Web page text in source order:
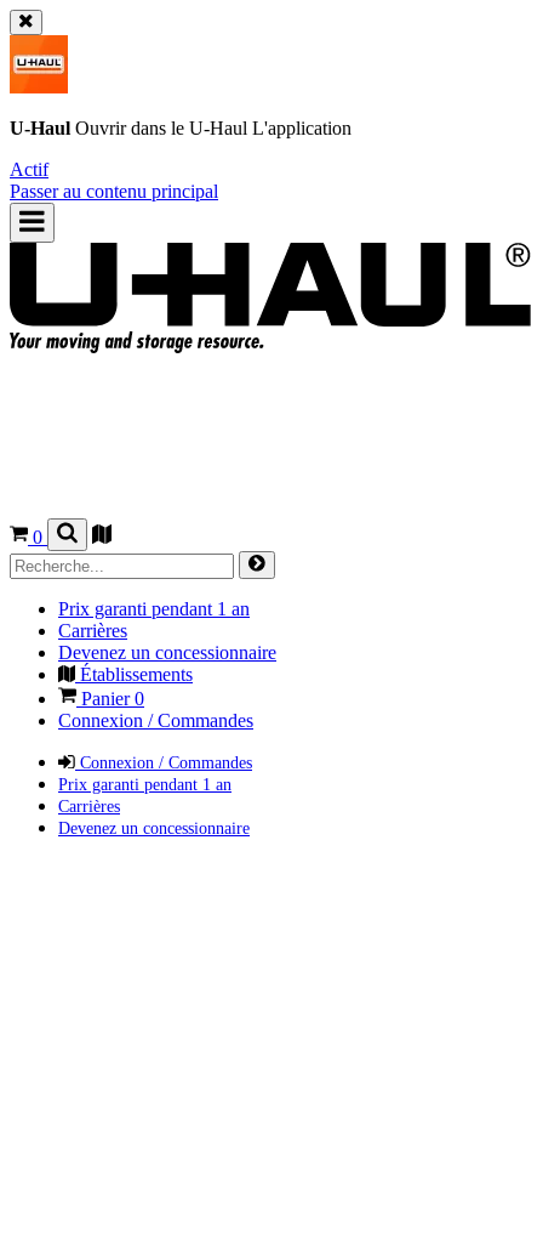
U-Haul Ouvrir dans le U-Haul L'application
Actif
Passer au contenu principal
0
Prix garanti pendant 1 an
Carrières
Devenez un concessionnaire
Établissements
Panier0
Connexion / Commandes
Connexion / Commandes
Prix garanti pendant 1 an
Carrières
Devenez un concessionnaire